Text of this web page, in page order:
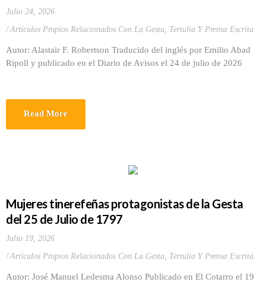
Julio 24, 2026
Artículos Propios Relacionados Con La Gesta, Tertulia Y Prensa Escrita
Autor: Alastair F. Robertson Traducido del inglés por Emilio Abad
Ripoll y publicado en el Diario de Avisos el 24 de julio de 2026
Read More
Mujeres tinerefeñas protagonistas de la Gesta
del 25 de Julio de 1797
Julio 19, 2026
Artículos Propios Relacionados Con La Gesta, Tertulia Y Prensa Escrita
Autor: José Manuel Ledesma Alonso Publicado en El Cotarro el 19